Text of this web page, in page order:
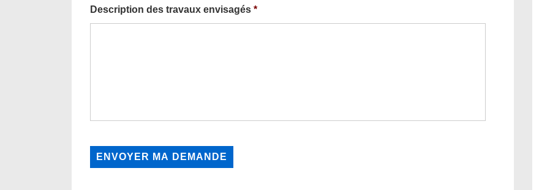
Description des travaux envisagés *